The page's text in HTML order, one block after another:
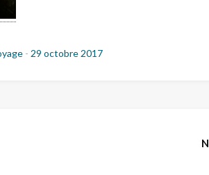
- 29 octobre 2017